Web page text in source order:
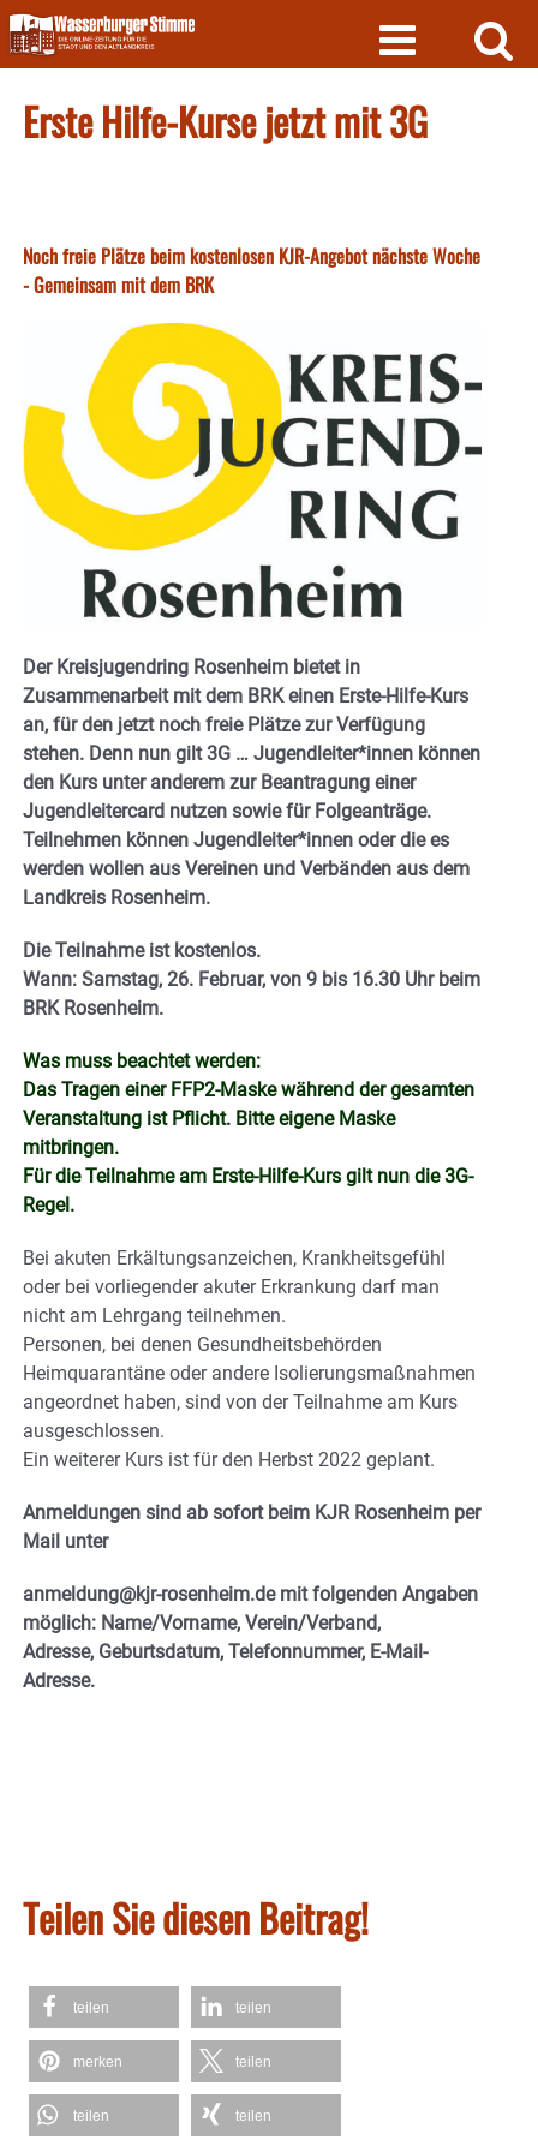
Skip
to
content
Erste Hilfe-Kurse jetzt mit 3G
Noch freie Plätze beim kostenlosen KJR-Angebot nächste Woche
- Gemeinsam mit dem BRK
Der Kreisjugendring Rosenheim bietet in
Zusammenarbeit mit dem BRK einen Erste-Hilfe-Kurs
an, für den jetzt noch freie Plätze zur Verfügung
stehen. Denn nun gilt 3G … Jugendleiter*innen können
den Kurs unter anderem zur Beantragung einer
Jugendleitercard nutzen sowie für Folgeanträge.
Teilnehmen können Jugendleiter*innen oder die es
werden wollen aus Vereinen und Verbänden aus dem
Landkreis Rosenheim.
Die Teilnahme ist kostenlos.
Wann: Samstag, 26. Februar, von 9 bis 16.30 Uhr beim
BRK Rosenheim.
Was muss beachtet werden:
Das Tragen einer FFP2-Maske während der gesamten
Veranstaltung ist Pflicht. Bitte eigene Maske
mitbringen.
Für die Teilnahme am Erste-Hilfe-Kurs gilt nun die 3G-
Regel.
Bei akuten Erkältungsanzeichen, Krankheitsgefühl
oder bei vorliegender akuter Erkrankung darf man
nicht am Lehrgang teilnehmen.
Personen, bei denen Gesundheitsbehörden
Heimquarantäne oder andere Isolierungsmaßnahmen
angeordnet haben, sind von der Teilnahme am Kurs
ausgeschlossen.
Ein weiterer Kurs ist für den Herbst 2022 geplant.
Anmeldungen sind ab sofort beim KJR Rosenheim per
Mail unter
anmeldung@kjr-rosenheim.de mit folgenden Angaben
möglich: Name/Vorname, Verein/Verband,
Adresse, Geburtsdatum, Telefonnummer, E-Mail-
Adresse.
Teilen Sie diesen Beitrag!
teilen teilen
merken teilen
teilen teilen